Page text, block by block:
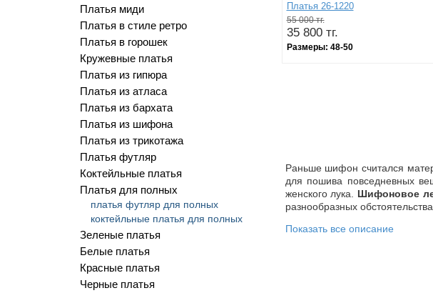
Платья миди
Платья в стиле ретро
Платья в горошек
Кружевные платья
Платья из гипюра
Платья из атласа
Платья из бархата
Платья из шифона
Платья из трикотажа
Платья футляр
Коктейльные платья
Платья для полных
платья футляр для полных
коктейльные платья для полных
Зеленые платья
Белые платья
Красные платья
Черные платья
Платья 26-1220
55 000 тг.
35 800 тг.
Размеры: 48-50
Раньше шифон считался
для пошива повседневных
женского лука. Шифоновое
разнообразных
Показать все описание